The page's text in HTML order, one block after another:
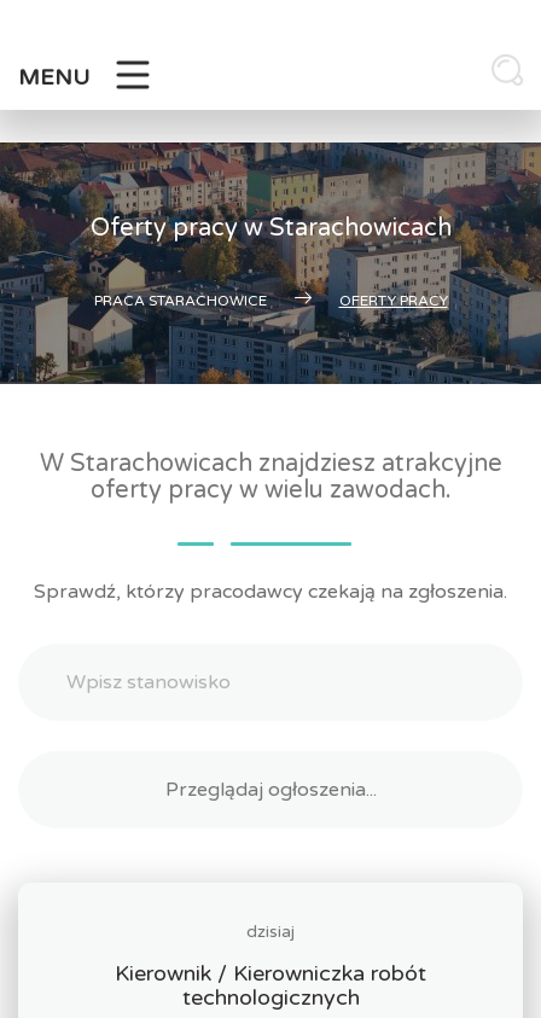
MENU
Oferty pracy w Starachowicach
PRACA STARACHOWICE OFERTY PRACY
W Starachowicach znajdziesz atrakcyjne
oferty pracy w wielu zawodach.
Sprawdź, którzy pracodawcy czekają na zgłoszenia.
dzisiaj
Kierownik / Kierowniczka robót
technologicznych